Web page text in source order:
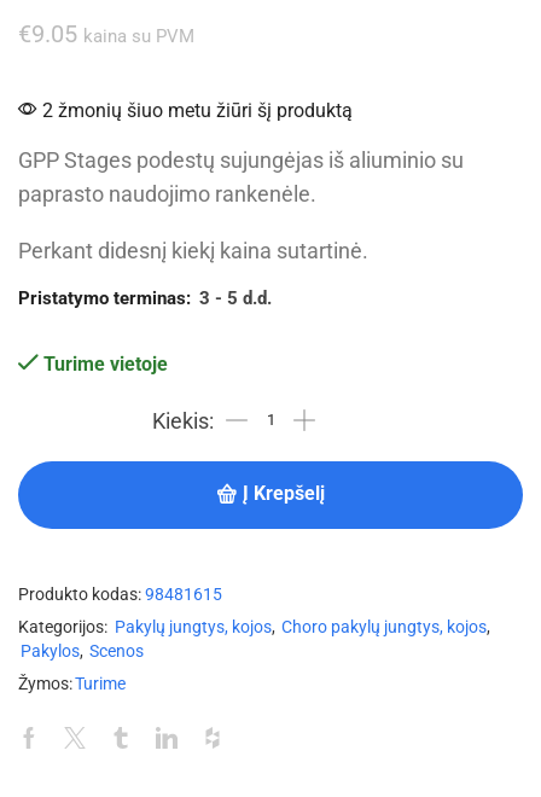
€9.05 kaina su PVM
2 žmonių šiuo metu žiūri šį produktą
GPP Stages podestų sujungėjas iš aliuminio su
paprasto naudojimo rankenėle.
Perkant didesnį kiekį kaina sutartinė.
Pristatymo terminas: 3 - 5 d.d.
Turime vietoje
Į Krepšelį
Produkto kodas:98481615
Kategorijos: Pakylų jungtys, kojos, Choro pakylų jungtys, kojos,
Pakylos, Scenos
Žymos:Turime